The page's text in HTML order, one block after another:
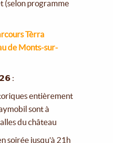
(selon programme
Tèrra
de Monts-sur-
:
entièrement
sont à
du château
soirée jusqu'à 21h